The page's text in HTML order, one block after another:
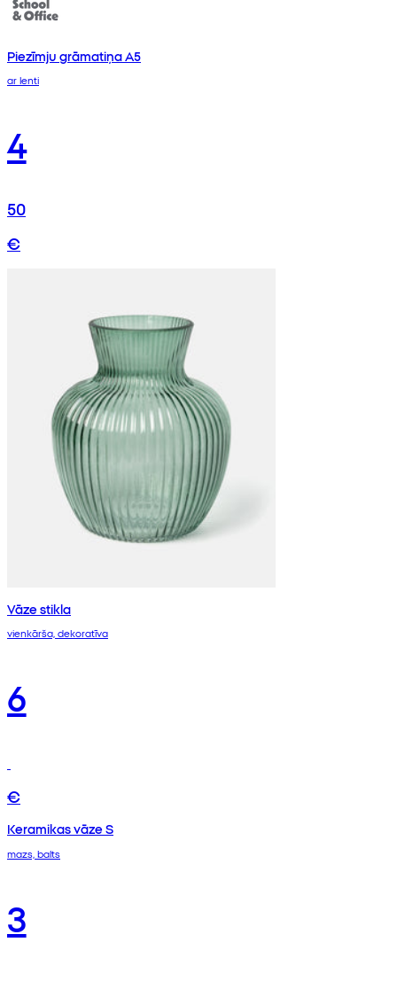
Piezīmju grāmatiņa A5
ar lenti
4
50
€
Vāze stikla
vienkārša, dekoratīva
6
€
Keramikas vāze S
mazs, balts
3